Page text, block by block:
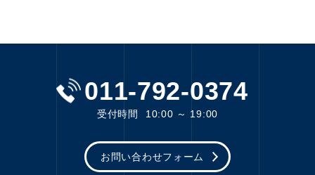
011-792-0374
受付時間 10:00 ～ 19:00
お問い合わせフォーム